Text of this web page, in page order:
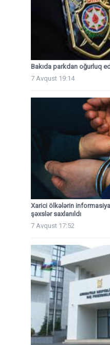
Bakıda parkdan oğurluq
7 Avqust 19:14
Xarici ölkələrin
şəxslər saxlanıldı
7 Avqust 17:52